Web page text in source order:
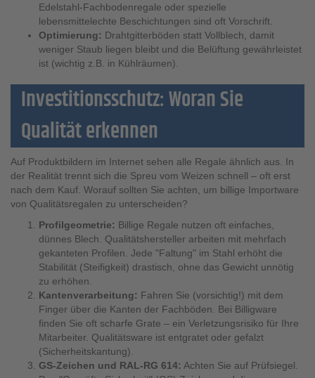
Edelstahl-Fachbodenregale oder spezielle
lebensmittelechte Beschichtungen sind oft Vorschrift.
Optimierung: Drahtgitterböden statt Vollblech, damit
weniger Staub liegen bleibt und die Belüftung gewährleistet
ist (wichtig z.B. in Kühlräumen).
Investitionsschutz: Woran Sie
Qualität erkennen
Auf Produktbildern im Internet sehen alle Regale ähnlich aus. In
der Realität trennt sich die Spreu vom Weizen schnell – oft erst
nach dem Kauf. Worauf sollten Sie achten, um billige Importware
von Qualitätsregalen zu unterscheiden?
Profilgeometrie: Billige Regale nutzen oft einfaches,
dünnes Blech. Qualitätshersteller arbeiten mit mehrfach
gekanteten Profilen. Jede "Faltung" im Stahl erhöht die
Stabilität (Steifigkeit) drastisch, ohne das Gewicht unnötig
zu erhöhen.
Kantenverarbeitung: Fahren Sie (vorsichtig!) mit dem
Finger über die Kanten der Fachböden. Bei Billigware
finden Sie oft scharfe Grate – ein Verletzungsrisiko für Ihre
Mitarbeiter. Qualitätsware ist entgratet oder gefalzt
(Sicherheitskantung).
GS-Zeichen und RAL-RG 614: Achten Sie auf Prüfsiegel.